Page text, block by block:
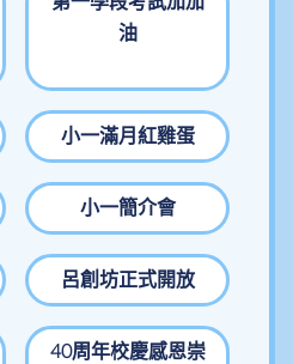
油
小一滿月紅雞蛋
小一簡介會
呂創坊正式開放
40周年校慶感恩崇